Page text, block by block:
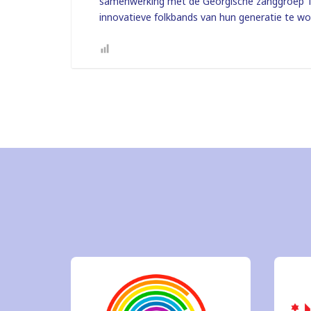
innovatieve folkbands van hun generatie te